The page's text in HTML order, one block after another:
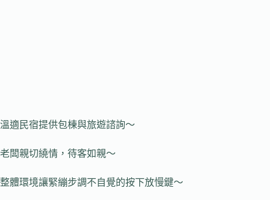
溫適民宿提供包棟與旅遊諮詢～
老闆親切繞情，待客如親～
整體環境讓緊繃步調不自覺的按下放慢鍵～